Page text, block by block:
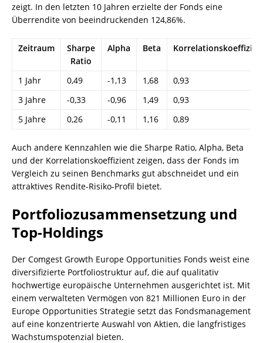
zeigt. In den letzten 10 Jahren erzielte der Fonds eine
Überrendite von beeindruckenden 124,86%.
Zeitraum
Sharpe
Ratio
Alpha Beta
1 Jahr 0,49 -1,13 1,68
0,93
3 Jahre
-0,33 -0,96 1,49
0,93
5 Jahre
0,26 -0,11 1,16 0,89
Auch andere Kennzahlen wie die Sharpe Ratio, Alpha, Beta
und der Korrelationskoeffizient zeigen, dass der Fonds im
Vergleich zu seinen Benchmarks gut abschneidet und ein
attraktives Rendite-Risiko-Profil bietet.
Portfoliozusammensetzung und
Top-Holdings
Der Comgest Growth Europe Opportunities Fonds weist eine
diversifizierte Portfoliostruktur auf, die auf qualitativ
hochwertige europäische Unternehmen ausgerichtet ist. Mit
einem verwalteten Vermögen von 821 Millionen Euro in der
Europe Opportunities Strategie setzt das Fondsmanagement
auf eine konzentrierte Auswahl von Aktien, die langfristiges
Wachstumspotenzial bieten.